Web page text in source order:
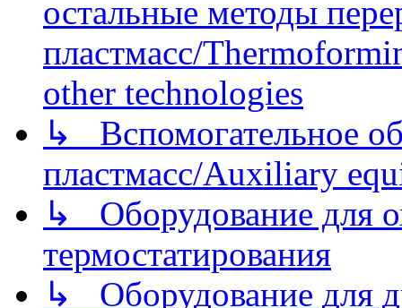
остальные методы
пластмасс/
other technologies
↳ Вспомогательное
пластмасс/Auxiliary
↳ Оборудование для
термостатирования
↳ Оборудование для